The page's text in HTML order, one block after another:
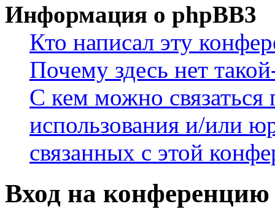
Информация о phpBB3
Кто написал эту
Почему здесь нет
С кем можно связаться
использования и/или
связанных с этой
Вход на конференцию